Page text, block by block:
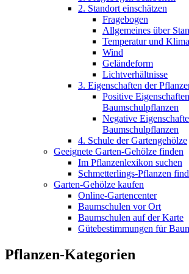
2. Standort einschätzen
Fragebogen
Allgemeines über
Temperatur und
Wind
Geländeform
Lichtverhältnisse
3. Eigenschaften der
Positive
Baumschulpflanzen
Negative
Baumschulpflanzen
4. Schule der Gartengehölze
Geeignete Garten-Gehölze finden
Im Pflanzenlexikon suchen
Schmetterlings-Pflanzen
Garten-Gehölze kaufen
Online-Gartencenter
Baumschulen vor Ort
Baumschulen auf der Karte
Gütebestimmungen für
Pflanzen-Kategorien